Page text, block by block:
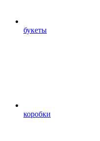
букеты
коробки